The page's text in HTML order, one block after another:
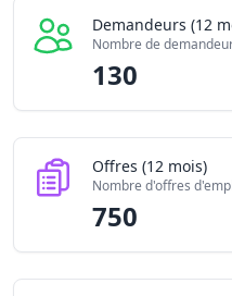
Indice de tension globale
Demandeurs (12
Nombre de
130
Offres (12 mois)
Nombre d'offres
750